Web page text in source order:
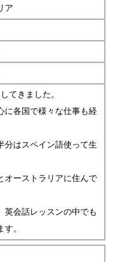
ア
てきました。
に各国で様々な仕事も経
分はスペイン語使って生
オーストラリアに住んで
英会話レッスンの中でも
。